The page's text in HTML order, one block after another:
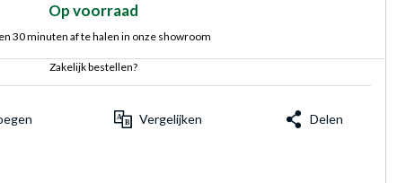
Op voorraad
30 minuten af te halen in onze showroom
Zakelijk bestellen?
Vergelijken Delen